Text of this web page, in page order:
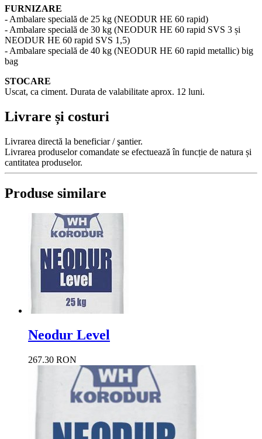
FURNIZARE
- Ambalare specială de 25 kg (NEODUR HE 60 rapid)
- Ambalare specială de 30 kg (NEODUR HE 60 rapid SVS 3 și
NEODUR HE 60 rapid SVS 1,5)
- Ambalare specială de 40 kg (NEODUR HE 60 rapid metallic) big
bag
STOCARE
Uscat, ca ciment. Durata de valabilitate aprox. 12 luni.
Livrare și costuri
Livrarea directă la beneficiar / şantier.
Livrarea produselor comandate se efectuează în funcție de natura și
cantitatea produselor.
Produse similare
Neodur Level
267.30 RON